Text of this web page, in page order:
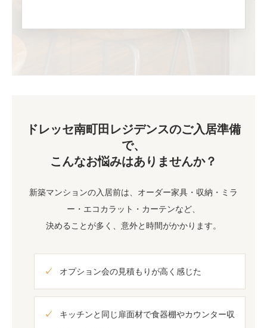
ドレッセ南町田レジデンスのご入居準備
で、
こんなお悩みはありませんか？
新築マンションの入居前は、オーダー家具・収納・ミラ
ー・エコカラット・カーテンなど、
決めることが多く、意外と時間がかかります。
オプション会の見積もりが高く感じた
キッチンと同じ扉面材で食器棚やカウンター収